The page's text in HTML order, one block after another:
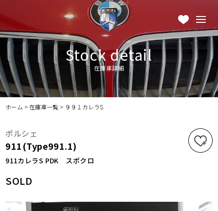
Stock detail
在庫車詳細
ホーム >在庫車一覧 > ９９１カレラS
ポルシェ
911(Type991.1)
911カレラS PDK スポクロ
SOLD